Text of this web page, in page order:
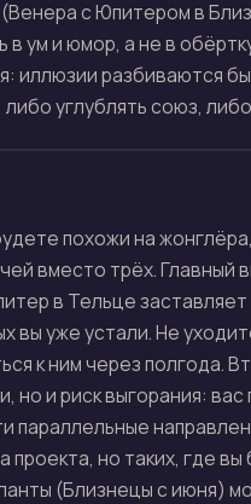
с Юпитером в
ум и юмор, а не в
иллюзии разбиваются
углублять союз,
похожи на
вместо трёх. Главный
в Тельце заставляет
вы уже устали. Не
к ним через полгода.
но и риск выгорания:
параллельные
но таких, где вы
(Близнецы с июня)